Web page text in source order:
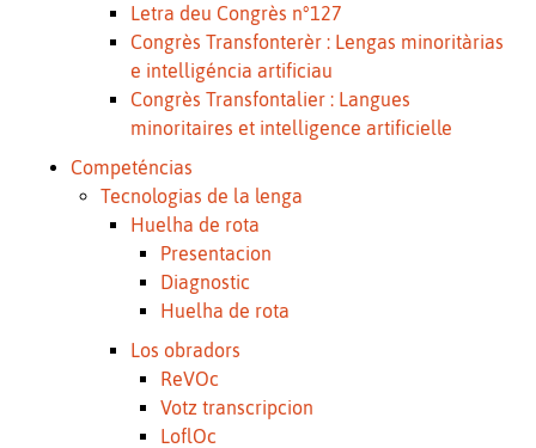
Letra deu Congrès n°127
Congrès Transfonterèr : Lengas minoritàrias
e intelligéncia artificiau
Congrès Transfontalier : Langues
minoritaires et intelligence artificielle
Competéncias
Tecnologias de la lenga
Huelha de rota
Presentacion
Diagnostic
Huelha de rota
Los obradors
ReVOc
Votz transcripcion
LoflOc